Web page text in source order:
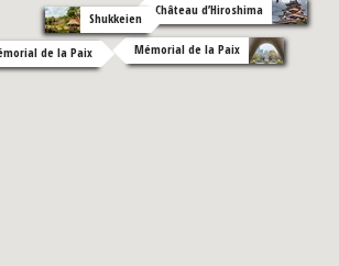
Mémorial de la Paix
de la Paix
Château d’Hiroshima
Shukkeien